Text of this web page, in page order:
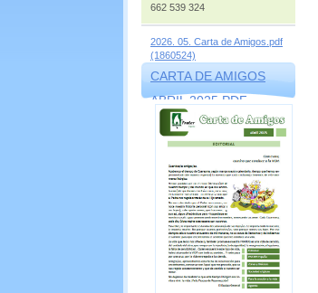
662 539 324
2026. 05. Carta de Amigos.pdf
(1860524)
CARTA DE AMIGOS
ABRIL 2025.PDF
(1569856)